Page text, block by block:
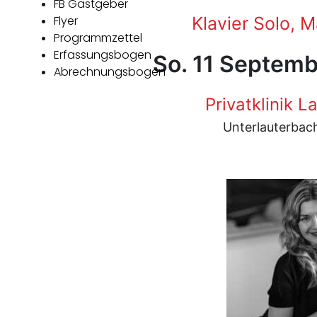
FB Gastgeber
Flyer
Programmzettel
Erfassungsbogen
Abrechnungsbogen
Klavier Solo,
So. 11
Privatklinik